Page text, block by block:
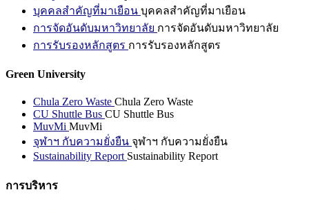
บุคคลสำคัญที่มาเยือน บุคคลสำคัญที่มาเยือน
การจัดอันดับมหาวิทยาลัย การจัดอันดับมหาวิทยาลัย
การรับรองหลักสูตร การรับรองหลักสูตร
Green University
Chula Zero Waste Chula Zero Waste
CU Shuttle Bus CU Shuttle Bus
MuvMi MuvMi
จุฬาฯ กับความยั่งยืน จุฬาฯ กับความยั่งยืน
Sustainability Report Sustainability Report
การบริหาร